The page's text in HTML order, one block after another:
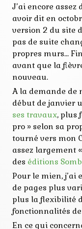
J’ai encore
avoir dit en
version 2 du site
pas de suite
propres murs…
avant que la
nouveau.
A la demande de
début de janvier
ses travaux, plus
pro » selon sa
tourné vers mon
assez largement
des éditions
Pour le mien, j’ai
de pages plus
plus la flexibilité
fonctionnalités
En ce qui